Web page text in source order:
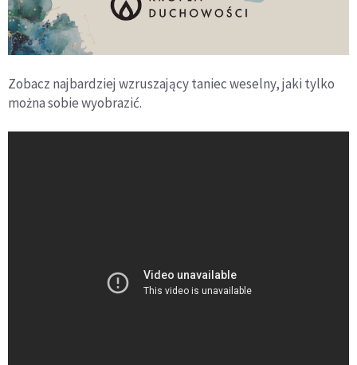
Zobacz najbardziej wzruszający taniec weselny, jaki tylko
można sobie wyobrazić.